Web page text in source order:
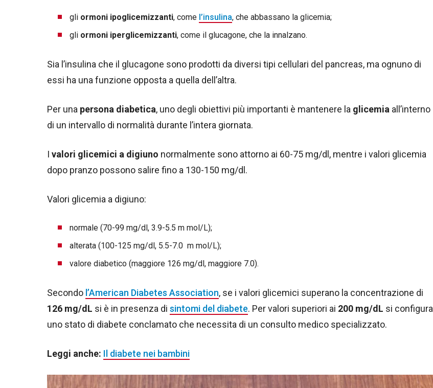
gli ormoni ipoglicemizzanti, come l’insulina, che abbassano la glicemia;
gli ormoni iperglicemizzanti, come il glucagone, che la innalzano.
Sia l’insulina che il glucagone sono prodotti da diversi tipi cellulari del pancreas, ma ognuno di
essi ha una funzione opposta a quella dell’altra.
Per una persona diabetica, uno degli obiettivi più importanti è mantenere la glicemia all’interno
di un intervallo di normalità durante l’intera giornata.
I valori glicemici a digiuno normalmente sono attorno ai 60-75 mg/dl, mentre i valori glicemia
dopo pranzo possono salire fino a 130-150 mg/dl.
Valori glicemia a digiuno:
normale (70-99 mg/dl, 3.9-5.5 m mol/L);
alterata (100-125 mg/dl, 5.5-7.0 m mol/L);
valore diabetico (maggiore 126 mg/dl, maggiore 7.0).
Secondo l’American Diabetes Association, se i valori glicemici superano la concentrazione di
126 mg/dL si è in presenza di sintomi del diabete. Per valori superiori ai 200 mg/dL si configura
uno stato di diabete conclamato che necessita di un consulto medico specializzato.
Leggi anche: Il diabete nei bambini